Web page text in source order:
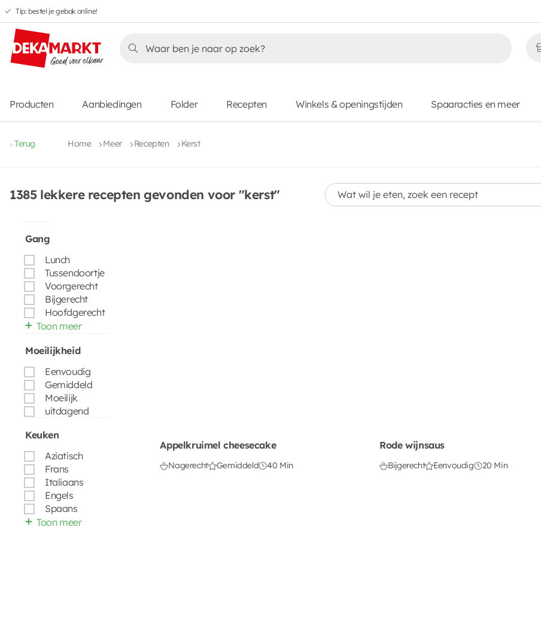
Overslaan
naar
hoofdnavigatie
Overslaan
naar
hoofdinhoud
Overslaan
naar
voettekstinhoud
Overslaan
naar
aanbiedingen
Tip: bestel je gebak online!
Producten Aanbiedingen Folder Recepten Winkels & openingstijden Spaaracties en meer
Terug Home Meer Recepten Kerst
1385 lekkere recepten gevonden voor "kerst" Wat wil je eten, zoek een recept
Gang
Lunch
Tussendoortje
Voorgerecht
Bijgerecht
Hoofdgerecht
Toon meer
Moeilijkheid
Eenvoudig
Gemiddeld
Moeilijk
uitdagend
Keuken
Aziatisch
Frans
Italiaans
Engels
Spaans
Toon meer
Appelkruimel cheesecake
Nagerecht Gemiddeld 40 Min
Rode wijnsaus
Bijgerecht Eenvoudig 20 Min